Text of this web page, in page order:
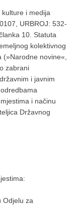
i medija
URBROJ: 532-
10. Statuta
kolektivnog
novine«,
zabrani
i javnim
i načinu
Državnog
Odjelu za